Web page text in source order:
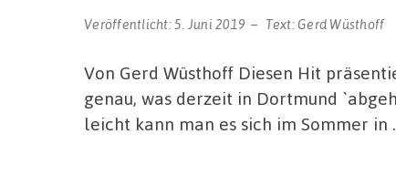
Veröffentlicht:5. Juni 2019 Text:Gerd Wüsthoff
Von Gerd Wüsthoff Diesen Hit
genau, was derzeit in Dortmund
leicht kann man es sich im Sommer in